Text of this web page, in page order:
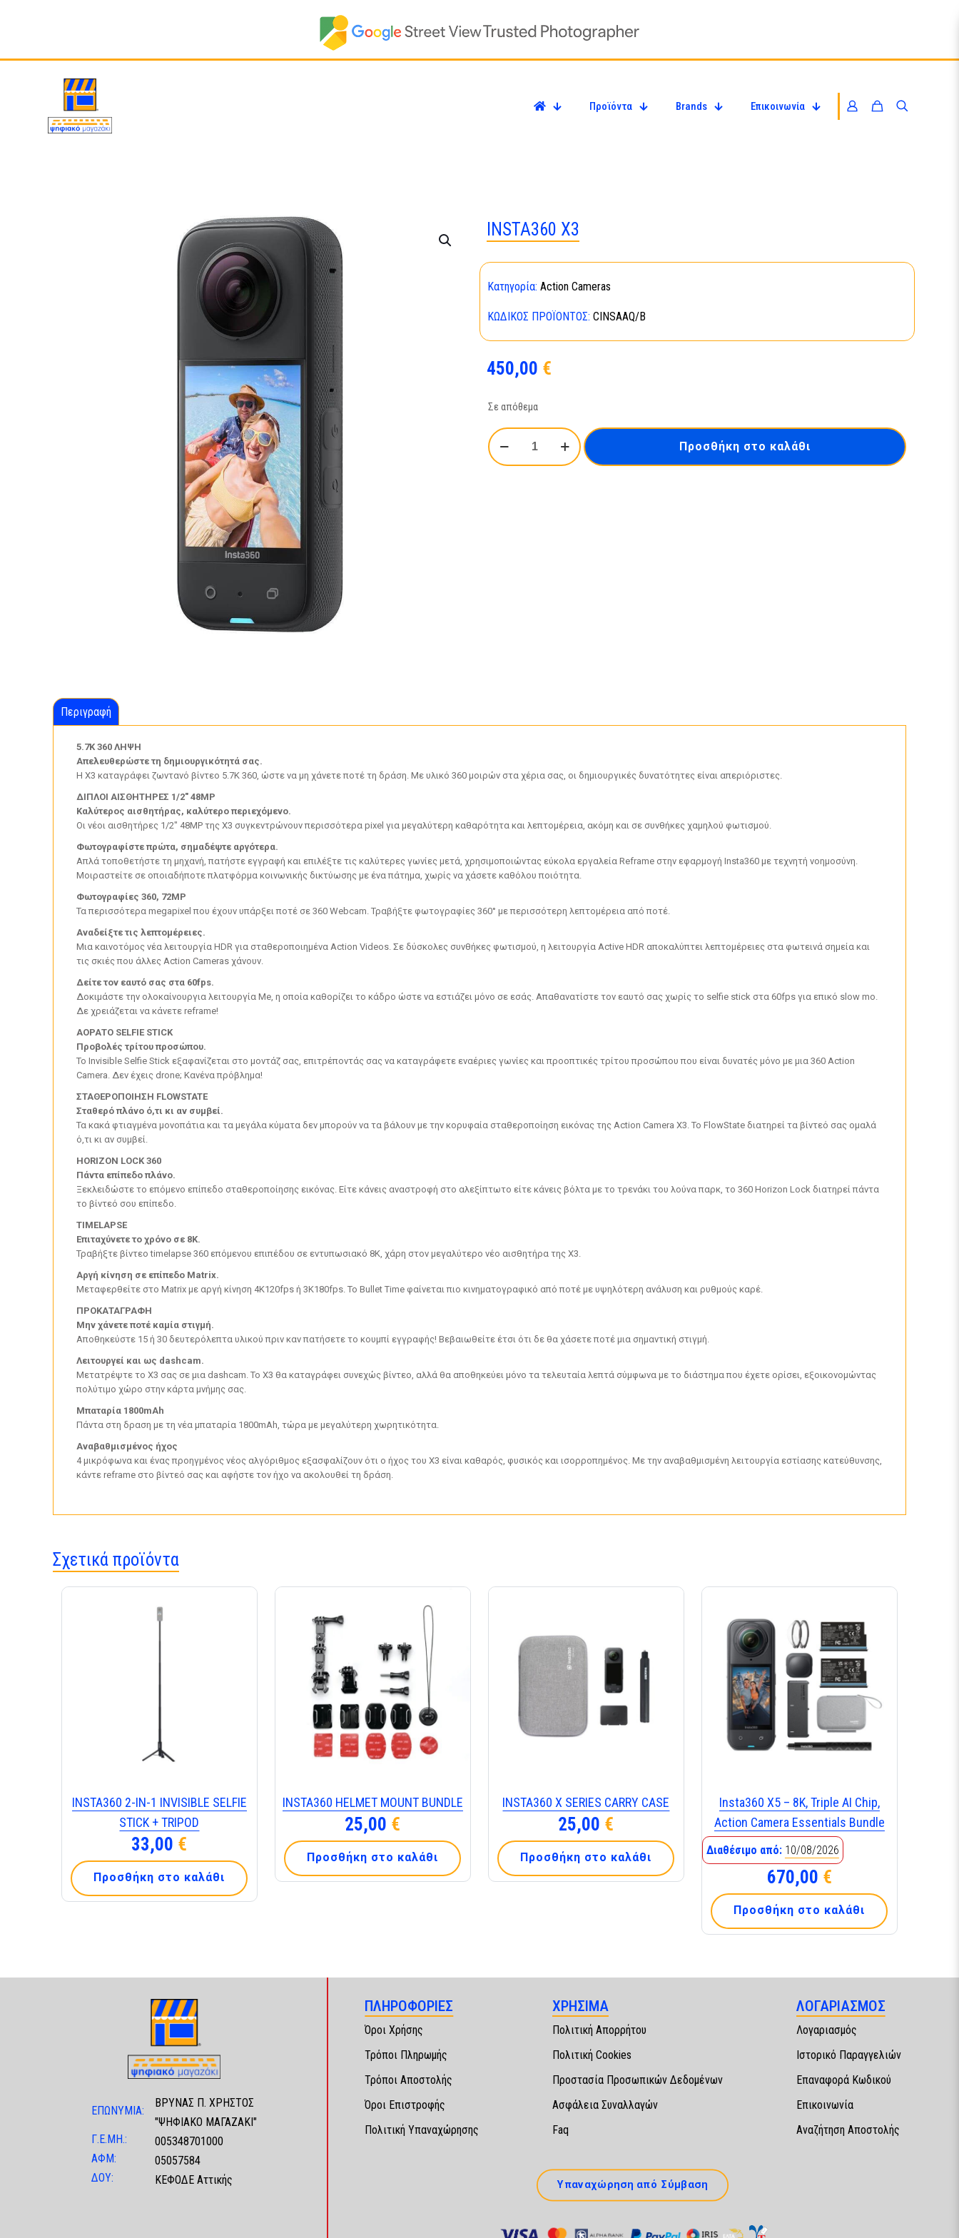
Προϊόντα Brands Επικοινωνία
INSTA360 X3
Κατηγορία: Action Cameras
ΚΩΔΙΚΌΣ ΠΡΟΪΌΝΤΟΣ: CINSAAQ/B
450,00 €
Σε απόθεμα
INSTA360
X3
Προσθήκη στο καλάθι
Περιγραφή
5.7K 360 ΛΗΨΗ
Απελευθερώστε τη δημιουργικότητά σας.
Η X3 καταγράφει ζωντανό βίντεο 5.7K 360, ώστε να μη χάνετε ποτέ τη δράση. Με υλικό 360 μοιρών στα χέρια σας, οι δημιουργικές δυνατότητες είναι απεριόριστες.
ΔΙΠΛΟΙ ΑΙΣΘΗΤΗΡΕΣ 1/2″ 48MP
Καλύτερος αισθητήρας, καλύτερο περιεχόμενο.
Οι νέοι αισθητήρες 1/2″ 48MP της X3 συγκεντρώνουν περισσότερα pixel για μεγαλύτερη καθαρότητα και λεπτομέρεια, ακόμη και σε συνθήκες χαμηλού φωτισμού.
Φωτογραφίστε πρώτα, σημαδέψτε αργότερα.
Απλά τοποθετήστε τη μηχανή, πατήστε εγγραφή και επιλέξτε τις καλύτερες γωνίες μετά, χρησιμοποιώντας εύκολα εργαλεία Reframe στην εφαρμογή Insta360 με τεχνητή νοημοσύνη.
Μοιραστείτε σε οποιαδήποτε πλατφόρμα κοινωνικής δικτύωσης με ένα πάτημα, χωρίς να χάσετε καθόλου ποιότητα.
Φωτογραφίες 360, 72MP
Τα περισσότερα megapixel που έχουν υπάρξει ποτέ σε 360 Webcam. Τραβήξτε φωτογραφίες 360° με περισσότερη λεπτομέρεια από ποτέ.
Αναδείξτε τις λεπτομέρειες.
Μια καινοτόμος νέα λειτουργία HDR για σταθεροποιημένα Action Videos. Σε δύσκολες συνθήκες φωτισμού, η λειτουργία Active HDR αποκαλύπτει λεπτομέρειες στα φωτεινά σημεία και
τις σκιές που άλλες Action Cameras χάνουν.
Δείτε τον εαυτό σας στα 60fps.
Δοκιμάστε την ολοκαίνουργια λειτουργία Me, η οποία καθορίζει το κάδρο ώστε να εστιάζει μόνο σε εσάς. Απαθανατίστε τον εαυτό σας χωρίς το selfie stick στα 60fps για επικό slow mo.
Δε χρειάζεται να κάνετε reframe!
ΑΟΡΑΤΟ SELFIE STICK
Προβολές τρίτου προσώπου.
Το Invisible Selfie Stick εξαφανίζεται στο μοντάζ σας, επιτρέποντάς σας να καταγράφετε εναέριες γωνίες και προοπτικές τρίτου προσώπου που είναι δυνατές μόνο με μια 360 Action
Camera. Δεν έχεις drone; Κανένα πρόβλημα!
ΣΤΑΘΕΡΟΠΟΙΗΣΗ FLOWSTATE
Σταθερό πλάνο ό,τι κι αν συμβεί.
Τα κακά φτιαγμένα μονοπάτια και τα μεγάλα κύματα δεν μπορούν να τα βάλουν με την κορυφαία σταθεροποίηση εικόνας της Action Camera X3. Το FlowState διατηρεί τα βίντεό σας ομαλά
ό,τι κι αν συμβεί.
HORIZON LOCK 360
Πάντα επίπεδο πλάνο.
Ξεκλειδώστε το επόμενο επίπεδο σταθεροποίησης εικόνας. Είτε κάνεις αναστροφή στο αλεξίπτωτο είτε κάνεις βόλτα με το τρενάκι του λούνα παρκ, το 360 Horizon Lock διατηρεί πάντα
το βίντεό σου επίπεδο.
TIMELAPSE
Επιταχύνετε το χρόνο σε 8K.
Τραβήξτε βίντεο timelapse 360 επόμενου επιπέδου σε εντυπωσιακό 8K, χάρη στον μεγαλύτερο νέο αισθητήρα της X3.
Αργή κίνηση σε επίπεδο Matrix.
Μεταφερθείτε στο Matrix με αργή κίνηση 4K120fps ή 3K180fps. Το Bullet Time φαίνεται πιο κινηματογραφικό από ποτέ με υψηλότερη ανάλυση και ρυθμούς καρέ.
ΠΡΟΚΑΤΑΓΡΑΦΗ
Μην χάνετε ποτέ καμία στιγμή.
Αποθηκεύστε 15 ή 30 δευτερόλεπτα υλικού πριν καν πατήσετε το κουμπί εγγραφής! Βεβαιωθείτε έτσι ότι δε θα χάσετε ποτέ μια σημαντική στιγμή.
Λειτουργεί και ως dashcam.
Μετατρέψτε το X3 σας σε μια dashcam. Το X3 θα καταγράφει συνεχώς βίντεο, αλλά θα αποθηκεύει μόνο τα τελευταία λεπτά σύμφωνα με το διάστημα που έχετε ορίσει, εξοικονομώντας
πολύτιμο χώρο στην κάρτα μνήμης σας.
Μπαταρία 1800mAh
Πάντα στη δραση με τη νέα μπαταρία 1800mAh, τώρα με μεγαλύτερη χωρητικότητα.
Αναβαθμισμένος ήχος
4 μικρόφωνα και ένας προηγμένος νέος αλγόριθμος εξασφαλίζουν ότι ο ήχος του X3 είναι καθαρός, φυσικός και ισορροπημένος. Με την αναβαθμισμένη λειτουργία εστίασης κατεύθυνσης,
κάντε reframe στο βίντεό σας και αφήστε τον ήχο να ακολουθεί τη δράση.
Σχετικά προϊόντα
INSTA360 2-IN-1 INVISIBLE SELFIE
STICK + TRIPOD
33,00 €
Προσθήκη στο καλάθι
INSTA360 HELMET MOUNT BUNDLE
25,00 €
Προσθήκη στο καλάθι
INSTA360 X SERIES CARRY CASE
25,00 €
Προσθήκη στο καλάθι
Insta360 X5 – 8K, Triple AI Chip,
Action Camera Essentials Bundle
Διαθέσιμο από: 10/08/2026
670,00 €
Προσθήκη στο καλάθι
ΕΠΩΝΥΜΙΑ:
ΒΡΥΝΑΣ Π. ΧΡΗΣΤΟΣ
"ΨΗΦΙΑΚΟ ΜΑΓΑΖΑΚΙ"
Γ.Ε.ΜΗ.:
005348701000
ΑΦΜ:
05057584
ΔΟΥ:
ΚΕΦΟΔΕ Αττικής
ΠΛΗΡΟΦΟΡΙΕΣ
Όροι Χρήσης
Τρόποι Πληρωμής
Τρόποι Αποστολής
Όροι Επιστροφής
Πολιτική Υπαναχώρησης
ΧΡΗΣΙΜΑ
Πολιτική Απορρήτου
Πολιτική Cookies
Προστασία Προσωπικών Δεδομένων
Ασφάλεια Συναλλαγών
Faq
ΛΟΓΑΡΙΑΣΜΟΣ
Λογαριασμός
Ιστορικό Παραγγελιών
Επαναφορά Κωδικού
Επικοινωνία
Αναζήτηση Αποστολής
Υπαναχώρηση από Σύμβαση